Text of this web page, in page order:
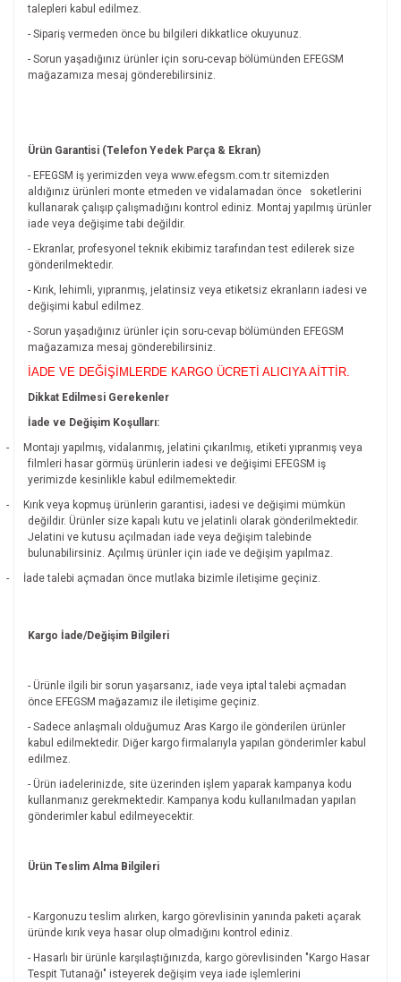
talepleri kabul edilmez.
- Sipariş vermeden önce bu bilgileri dikkatlice okuyunuz.
- Sorun yaşadığınız ürünler için soru-cevap bölümünden EFEGSM
mağazamıza mesaj gönderebilirsiniz.
Ürün Garantisi (Telefon Yedek Parça & Ekran)
- EFEGSM iş yerimizden veya www.efegsm.com.tr sitemizden
aldığınız ürünleri monte etmeden ve vidalamadan önce
soketlerini
kullanarak çalışıp çalışmadığını kontrol ediniz. Montaj yapılmış ürünler
iade veya değişime tabi değildir.
- Ekranlar, profesyonel teknik ekibimiz tarafından test edilerek size
gönderilmektedir.
- Kırık, lehimli, yıpranmış, jelatinsiz veya etiketsiz ekranların iadesi ve
değişimi kabul edilmez.
- Sorun yaşadığınız ürünler için soru-cevap bölümünden EFEGSM
mağazamıza mesaj gönderebilirsiniz.
İADE VE DEĞİŞİMLERDE KARGO ÜCRETİ ALICIYA AİTTİR.
Dikkat Edilmesi Gerekenler
İade ve Değişim Koşulları:
-
Montajı yapılmış, vidalanmış, jelatini çıkarılmış, etiketi yıpranmış veya
filmleri hasar görmüş ürünlerin iadesi ve değişimi EFEGSM iş
yerimizde kesinlikle kabul edilmemektedir.
-
Kırık veya kopmuş ürünlerin garantisi, iadesi ve değişimi mümkün
değildir. Ürünler size kapalı kutu ve jelatinli olarak gönderilmektedir.
Jelatini ve kutusu açılmadan iade veya değişim talebinde
bulunabilirsiniz. Açılmış ürünler için iade ve değişim yapılmaz.
-
İade talebi açmadan önce mutlaka bizimle iletişime geçiniz.
Kargo İade/Değişim Bilgileri
- Ürünle ilgili bir sorun yaşarsanız, iade veya iptal talebi açmadan
önce EFEGSM mağazamız ile iletişime geçiniz.
- Sadece anlaşmalı olduğumuz Aras Kargo ile gönderilen ürünler
kabul edilmektedir. Diğer kargo firmalarıyla yapılan gönderimler kabul
edilmez.
- Ürün iadelerinizde, site üzerinden işlem yaparak kampanya kodu
kullanmanız gerekmektedir. Kampanya kodu kullanılmadan yapılan
gönderimler kabul edilmeyecektir.
Ürün Teslim Alma Bilgileri
- Kargonuzu teslim alırken, kargo görevlisinin yanında paketi açarak
üründe kırık veya hasar olup olmadığını kontrol ediniz.
- Hasarlı bir ürünle karşılaştığınızda, kargo görevlisinden "Kargo Hasar
Tespit Tutanağı" isteyerek değişim veya iade işlemlerini